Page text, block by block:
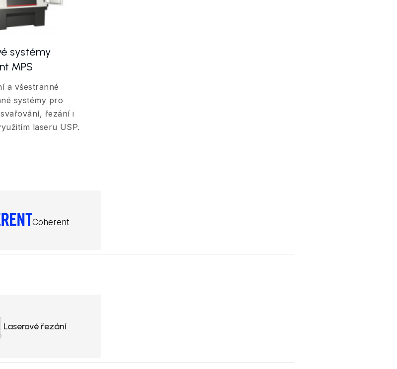
systémy
MPS
a všestranné
systémy pro
řezání i
laseru USP.
Coherent
Laserové řezání